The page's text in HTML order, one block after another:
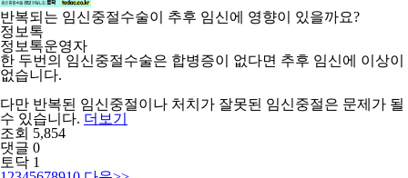
반복되는 임신중절수술이 추후 임신에 영향이 있을까요?
정보톡
정보톡운영자
한 두번의 임신중절수술은 합병증이 없다면 추후 임신에 이상이
없습니다.
다만 반복된 임신중절이나 처치가 잘못된 임신중절은 문제가 될
수 있습니다. 더보기
조회 5,854
댓글 0
토닥 1